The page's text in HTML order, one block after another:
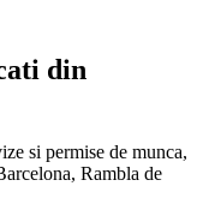
din
si permise de munca,
Rambla de